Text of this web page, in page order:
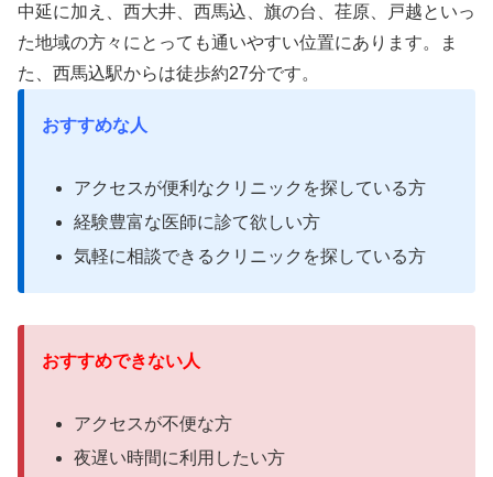
中延に加え、西大井、西馬込、旗の台、荏原、戸越といっ
た地域の方々にとっても通いやすい位置にあります。ま
た、西馬込駅からは徒歩約27分です。
おすすめな人
アクセスが便利なクリニックを探している方
経験豊富な医師に診て欲しい方
気軽に相談できるクリニックを探している方
おすすめできない人
アクセスが不便な方
夜遅い時間に利用したい方